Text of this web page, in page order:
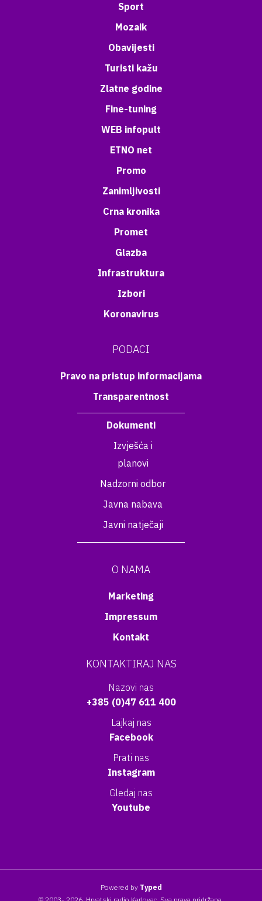
Sport
Mozaik
Obavijesti
Turisti kažu
Zlatne godine
Fine-tuning
WEB infopult
ETNO net
Promo
Zanimljivosti
Crna kronika
Promet
Glazba
Infrastruktura
Izbori
Koronavirus
PODACI
Pravo na pristup informacijama
Transparentnost
Dokumenti
Izvješća i
planovi
Nadzorni odbor
Javna nabava
Javni natječaji
O NAMA
Marketing
Impressum
Kontakt
KONTAKTIRAJ NAS
Nazovi nas
+385 (0)47 611 400
Lajkaj nas
Facebook
Prati nas
Instagram
Gledaj nas
Youtube
Powered by Typed